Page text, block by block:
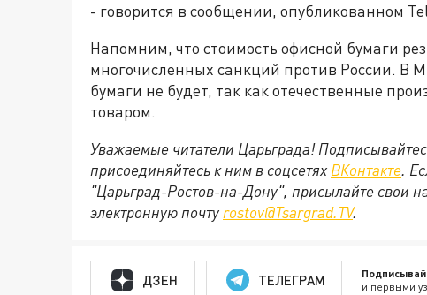
- говорится в сообщении, опубликованном
Напомним, что стоимость офисной бумаги
многочисленных санкций против России. В
бумаги не будет, так как отечественные
товаром.
Уважаемые читатели Царьграда!
присоединяйтесь к ним в соцсетях ВКонтакте.
"Царьград-Ростов-на-Дону", присылайте свои
электронную почту rostov@Tsargrad.ТV.
ДЗЕН ТЕЛЕГРАМ и первыми